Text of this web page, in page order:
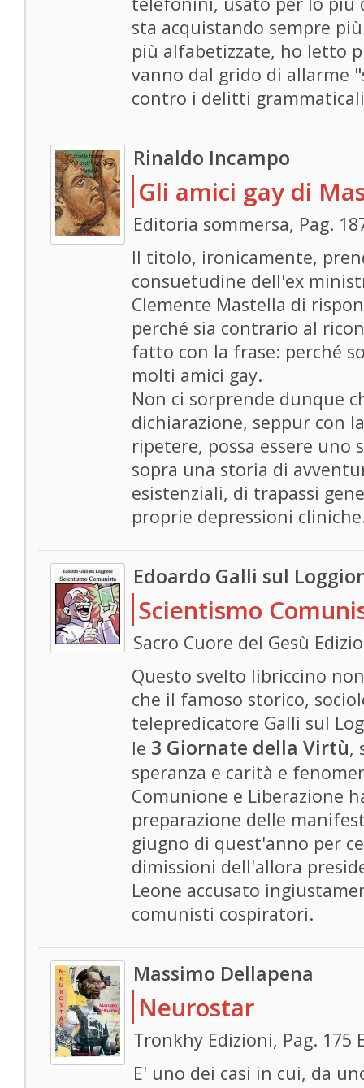
sta acquistando sempre
più alfabetizzate, ho letto
vanno dal grido di allarme
contro i delitti
Rinaldo Incampo
Gli amici gay di
Editoria sommersa, Pag.
Il titolo, ironicamente,
consuetudine dell'ex
Clemente Mastella di
perché sia contrario al
fatto con la frase: perché
molti amici gay.
Non ci sorprende dunque
dichiarazione, seppur con
ripetere, possa essere
sopra una storia di
esistenziali, di trapassi
proprie depressioni
Edoardo Galli sul
Scientismo
Sacro Cuore del Gesù
Questo svelto libriccino
che il famoso storico,
telepredicatore Galli sul
le 3 Giornate della Virtù,
speranza e carità e
Comunione e Liberazione
preparazione delle
giugno di quest'anno per
dimissioni dell'allora
Leone accusato
comunisti cospiratori.
Massimo Dellapena
Neurostar
Tronkhy Edizioni, Pag. 175
E' uno dei casi in cui, da